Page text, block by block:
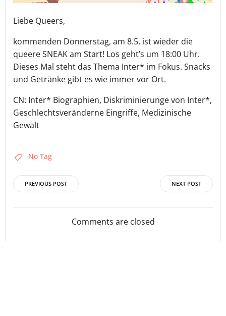
Liebe Queers,
kommenden Donnerstag, am 8.5, ist wieder die
queere SNEAK am Start! Los geht’s um 18:00 Uhr.
Dieses Mal steht das Thema Inter* im Fokus. Snacks
und Getränke gibt es wie immer vor Ort.
CN: Inter* Biographien, Diskriminierunge von Inter*,
Geschlechtsveränderne Eingriffe, Medizinische
Gewalt
No Tag
Post
navigation
PREVIOUS POST
navigation
NEXT POST
Comments are closed